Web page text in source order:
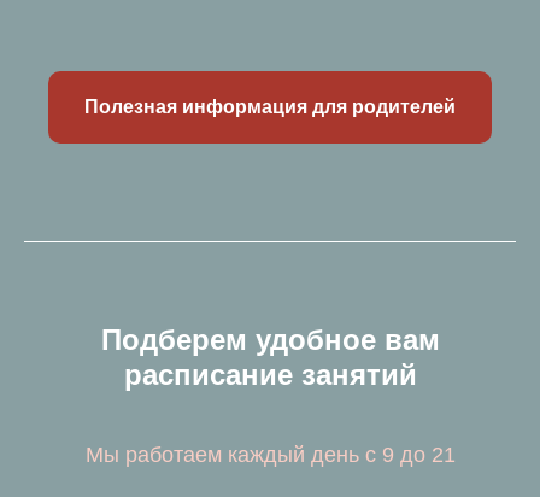
Полезная информация для родителей
Подберем удобное вам
расписание занятий
Мы работаем каждый день с 9 до 21